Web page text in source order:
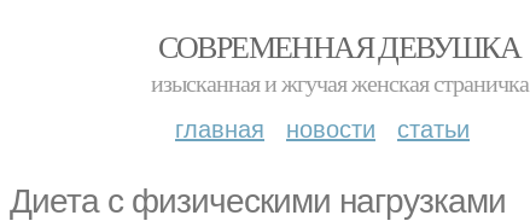
СОВРЕМЕННАЯ ДЕВУШКА
изысканная и жгучая женская страничка
главная новости статьи
Диета с физическими нагрузками